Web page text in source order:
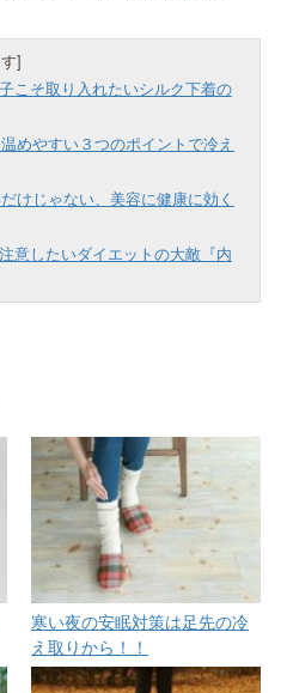
]
こそ取り入れたいシルク下着の
めやすい３つのポイントで冷え
けじゃない、美容に健康に効く
意したいダイエットの大敵『内
寒い夜の安眠対策は足先の冷
え取りから！！